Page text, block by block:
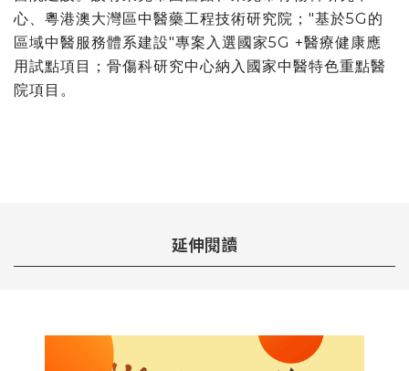
心、粵港澳大灣區中醫藥工程技術研究院；"基於5G的
區域中醫服務體系建設"專案入選國家5G +醫療健康應
用試點項目；骨傷科研究中心納入國家中醫特色重點醫
院項目。
延伸閱讀